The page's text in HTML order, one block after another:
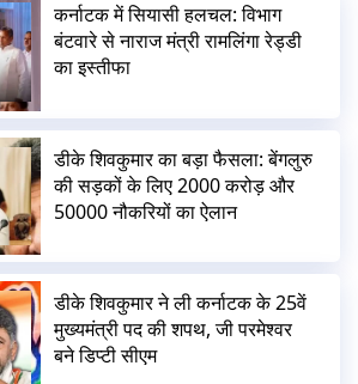
कर्नाटक में सियासी हलचल: विभाग
बंटवारे से नाराज मंत्री रामलिंगा रेड्डी
का इस्तीफा
डीके शिवकुमार का बड़ा फैसला: बेंगलुरु
की सड़कों के लिए 2000 करोड़ और
50000 नौकरियों का ऐलान
डीके शिवकुमार ने ली कर्नाटक के 25वें
मुख्यमंत्री पद की शपथ, जी परमेश्वर
बने डिप्टी सीएम